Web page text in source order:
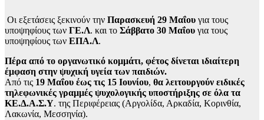
Οι εξετάσεις ξεκινούν την Παρασκευή 29 Μαΐου για τους
υποψηφίους των ΓΕ.Λ. και το Σάββατο 30 Μαΐου για τους
υποψηφίους των ΕΠΑ.Λ.
Πέρα από το οργανωτικό κομμάτι, φέτος δίνεται ιδιαίτερη
έμφαση στην ψυχική υγεία των παιδιών.
Από τις 19 Μαΐου έως τις 15 Ιουνίου, θα λειτουργούν ειδικές
τηλεφωνικές γραμμές ψυχολογικής υποστήριξης σε όλα τα
ΚΕ.Δ.Α.Σ.Υ. της Περιφέρειας (Αργολίδα, Αρκαδία, Κορινθία,
Λακωνία, Μεσσηνία).